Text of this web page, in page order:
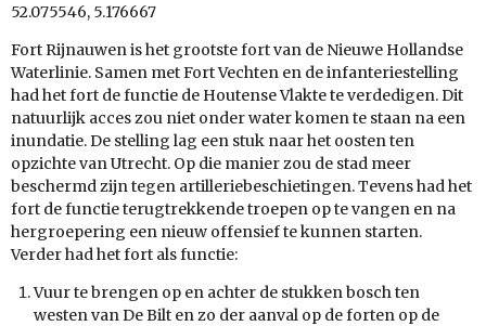
52.075546, 5.176667
Fort Rijnauwen is het grootste fort van de Nieuwe Hollandse
Waterlinie. Samen met Fort Vechten en de infanteriestelling
had het fort de functie de Houtense Vlakte te verdedigen. Dit
natuurlijk acces zou niet onder water komen te staan na een
inundatie. De stelling lag een stuk naar het oosten ten
opzichte van Utrecht. Op die manier zou de stad meer
beschermd zijn tegen artilleriebeschietingen. Tevens had het
fort de functie terugtrekkende troepen op te vangen en na
hergroepering een nieuw offensief te kunnen starten.
Verder had het fort als functie:
Vuur te brengen op en achter de stukken bosch ten
westen vanDe Bilt en zo der aanval op de forten op de